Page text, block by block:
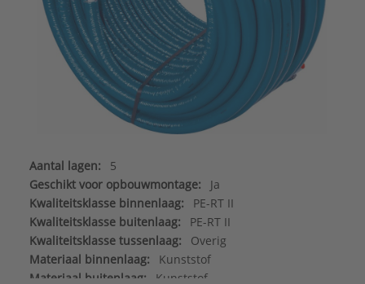
Aantal lagen:
5
Geschikt voor opbouwmontage:
Ja
Kwaliteitsklasse binnenlaag:
PE-RT II
Kwaliteitsklasse buitenlaag:
PE-RT II
Kwaliteitsklasse tussenlaag:
Overig
Materiaal binnenlaag:
Kunststof
Materiaal buitenlaag:
Kunststof